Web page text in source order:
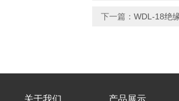
下一篇： WDL-18绝
关于我们 产品展示